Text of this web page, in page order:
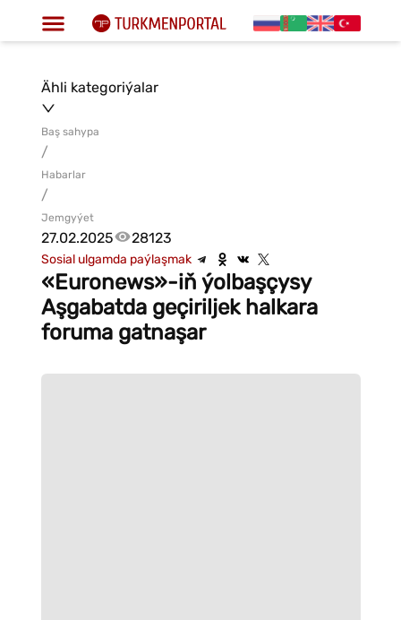
Ähli kategoriýalar
Baş sahypa
/
Habarlar
/
Jemgyýet
27.02.2025 28123
Sosial ulgamda paýlaşmak
«Euronews»-iň ýolbaşçysy
Aşgabatda geçiriljek halkara
foruma gatnaşar